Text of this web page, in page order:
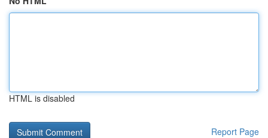
HTML is disabled
Report Page